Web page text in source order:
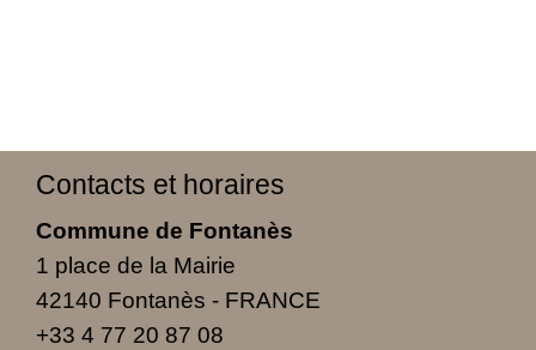
Contacts et horaires
Commune de Fontanès
1 place de la Mairie
42140 Fontanès - FRANCE
+33 4 77 20 87 08